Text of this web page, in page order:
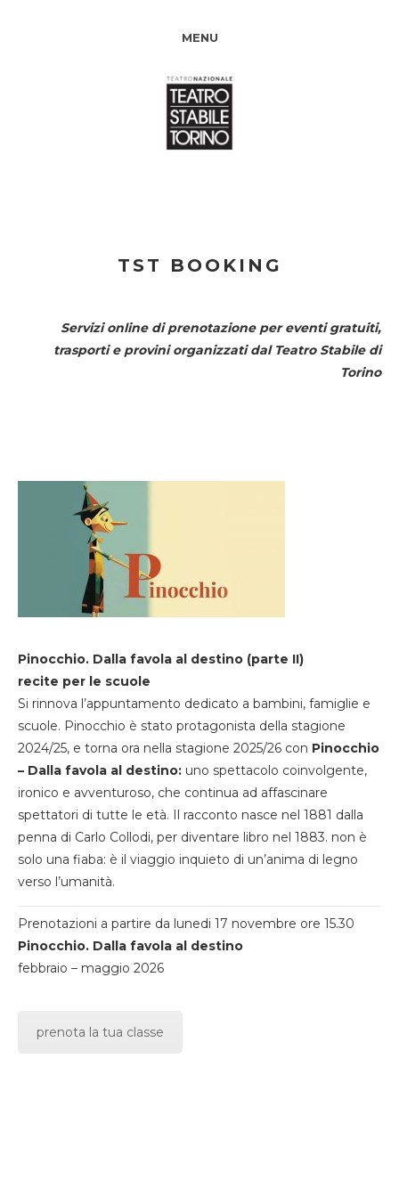
MENU
TST BOOKING
Servizi online di prenotazione per eventi gratuiti,
trasporti e provini organizzati dal Teatro Stabile di
Torino
Pinocchio. Dalla favola al destino (parte II)
recite per le scuole
Si rinnova l’appuntamento dedicato a bambini, famiglie e
scuole. Pinocchio è stato protagonista della stagione
2024/25, e torna ora nella stagione 2025/26 con Pinocchio
– Dalla favola al destino: uno spettacolo coinvolgente,
ironico e avventuroso, che continua ad affascinare
spettatori di tutte le età. Il racconto nasce nel 1881 dalla
penna di Carlo Collodi, per diventare libro nel 1883. non è
solo una fiaba: è il viaggio inquieto di un’anima di legno
verso l’umanità.
Prenotazioni a partire da lunedi 17 novembre ore 15.30
Pinocchio. Dalla favola al destino
febbraio – maggio 2026
prenota la tua classe